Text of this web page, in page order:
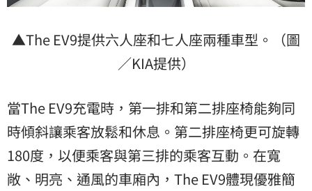
▲The EV9提供六人座和七人座兩種車型。（圖
／KIA提供）
當The EV9充電時，第一排和第二排座椅能夠同
時傾斜讓乘客放鬆和休息。第二排座椅更可旋轉
180度，以便乘客與第三排的乘客互動。在寬
敞、明亮、通風的車廂內，The EV9體現優雅簡